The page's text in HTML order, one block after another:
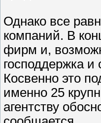
Однако все
компаний. В
фирм и,
господдержка и
Косвенно это
именно 25
агентству